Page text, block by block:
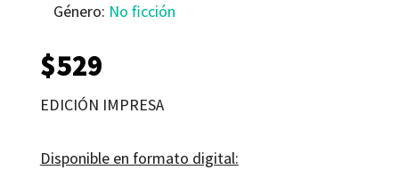
Género: No ficción
$529
EDICIÓN IMPRESA
Disponible en formato digital: